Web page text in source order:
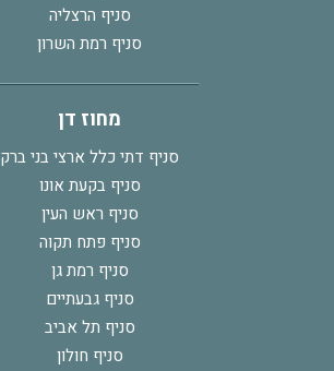
סניף הרצליה
סניף רמת השרון
מחוז דן
סניף דתי כלל ארצי בני ברק
סניף בקעת אונו
סניף ראש העין
סניף פתח תקוה
סניף רמת גן
סניף גבעתיים
סניף תל אביב
סניף חולון